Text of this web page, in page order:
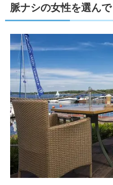
脈ナシの女性を選んで